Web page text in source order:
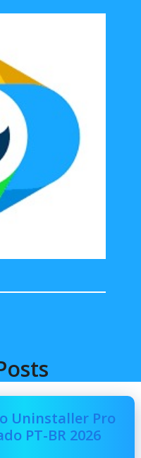
Uninstaller Pro
PT-BR 2026